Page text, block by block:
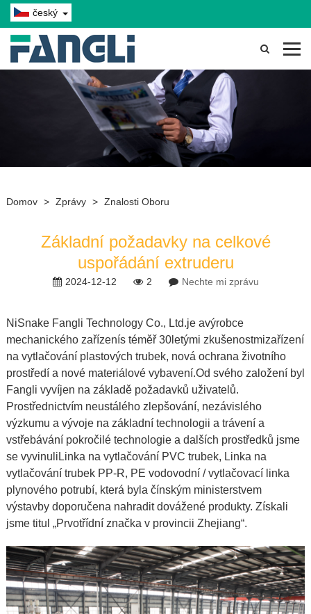
český
Domov > Zprávy > Znalosti Oboru
Základní požadavky na celkové
uspořádání extruderu
2024-12-12 2 Nechte mi zprávu
N iSnake Fangli Technology Co., Ltd.je avýrobce
mechanického zařízenís téměř 30letými zkušenostmizařízení
na vytlačování plastových trubek, nová ochrana životního
prostředí a nové materiálové vybavení.Od svého založení byl
Fangli vyvíjen na základě požadavků uživatelů.
Prostřednictvím neustálého zlepšování, nezávislého
výzkumu a vývoje na základní technologii a trávení a
vstřebávání pokročilé technologie a dalších prostředků jsme
se vyvinuli Linka na vytlačování PVC trubek, Linka na
vytlačování trubek PP-R, PE vodovodní / vytlačovací linka
plynového potrubí, která byla čínským ministerstvem
výstavby doporučena nahradit dovážené produkty. Získali
jsme titul „Prvotřídní značka v provincii Zhejiang“.